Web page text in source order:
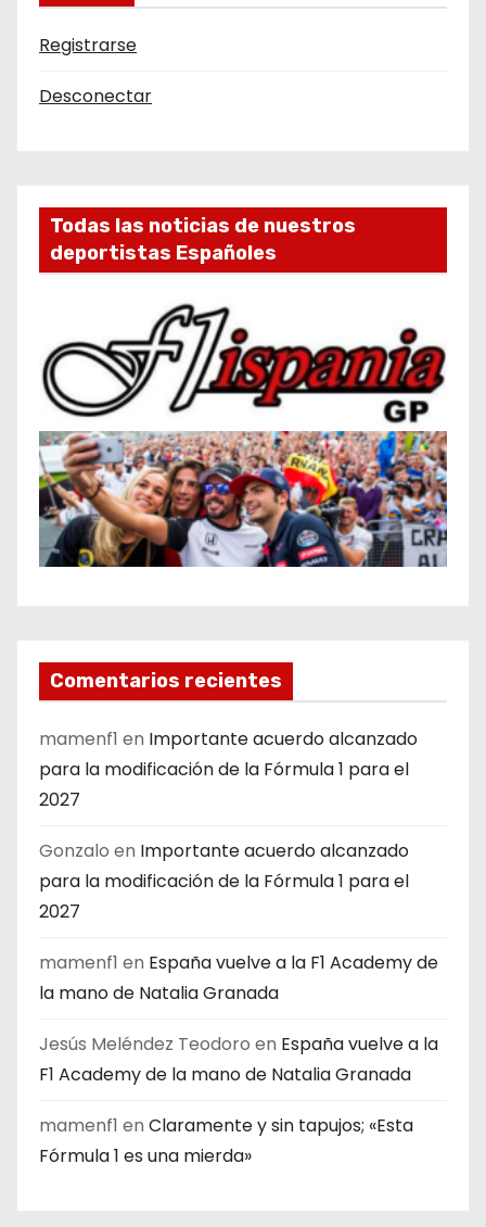
Registrarse
Desconectar
Todas las noticias de nuestros
deportistas Españoles
Comentarios recientes
mamenf1 en Importante acuerdo alcanzado
para la modificación de la Fórmula 1 para el
2027
Gonzalo en Importante acuerdo alcanzado
para la modificación de la Fórmula 1 para el
2027
mamenf1 en España vuelve a la F1 Academy de
la mano de Natalia Granada
Jesús Meléndez Teodoro en España vuelve a la
F1 Academy de la mano de Natalia Granada
mamenf1 en Claramente y sin tapujos; «Esta
Fórmula 1 es una mierda»